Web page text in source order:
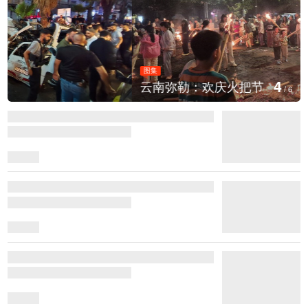
图集
云南弥勒：欢庆火把节 4/6